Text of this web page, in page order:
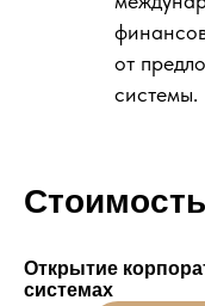
от
системы.
Открытие
системах